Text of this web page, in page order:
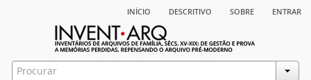
início descritivo sobre entrar